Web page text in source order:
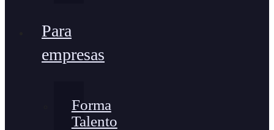
Para
empresas
Forma
Talento